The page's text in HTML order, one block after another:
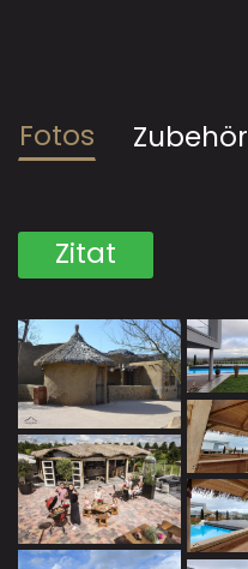
Fotos Zubehör
Zitat